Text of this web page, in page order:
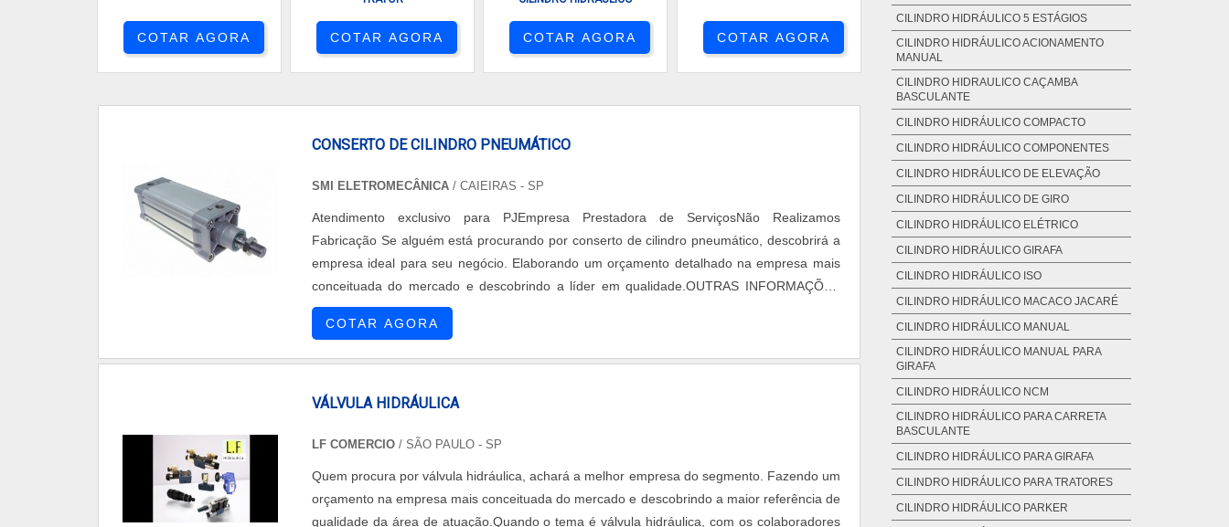
COTAR AGORA COTAR AGORA COTAR AGORA COTAR AGORA
CONSERTO DE CILINDRO PNEUMÁTICO
SMI ELETROMECÂNICA / CAIEIRAS - SP
Atendimento exclusivo para PJEmpresa Prestadora de ServiçosNão Realizamos
Fabricação Se alguém está procurando por conserto de cilindro pneumático, descobrirá a
empresa ideal para seu negócio. Elaborando um orçamento detalhado na empresa mais
conceituada do mercado e descobrindo a líder em qualidade.OUTRAS INFORMAÇÕES
SOBRE CONSERTO DE CILINDRO PNEUMÁTICOSe alguém procurar por conserto de
cilindro pneumático responsável na entrega de um...
COTAR AGORA
VÁLVULA HIDRÁULICA
LF COMERCIO / SÃO PAULO - SP
Quem procura por válvula hidráulica, achará a melhor empresa do segmento. Fazendo um
orçamento na empresa mais conceituada do mercado e descobrindo a maior referência de
qualidade da área de atuação.Quando o tema é válvula hidráulica, com os colaboradores
CILINDRO HIDRÁULICO 5 ESTÁGIOS
CILINDRO HIDRÁULICO ACIONAMENTO
MANUAL
CILINDRO HIDRAULICO CAÇAMBA
BASCULANTE
CILINDRO HIDRÁULICO COMPACTO
CILINDRO HIDRÁULICO COMPONENTES
CILINDRO HIDRÁULICO DE ELEVAÇÃO
CILINDRO HIDRÁULICO DE GIRO
CILINDRO HIDRÁULICO ELÉTRICO
CILINDRO HIDRÁULICO GIRAFA
CILINDRO HIDRÁULICO ISO
CILINDRO HIDRÁULICO MACACO JACARÉ
CILINDRO HIDRÁULICO MANUAL
CILINDRO HIDRÁULICO MANUAL PARA
GIRAFA
CILINDRO HIDRÁULICO NCM
CILINDRO HIDRÁULICO PARA CARRETA
BASCULANTE
CILINDRO HIDRÁULICO PARA GIRAFA
CILINDRO HIDRÁULICO PARA TRATORES
CILINDRO HIDRÁULICO PARKER